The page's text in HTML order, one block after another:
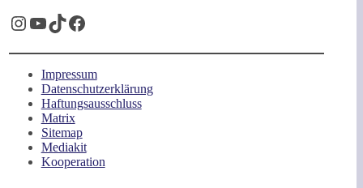
Instagram
YouTube
TikTok
Facebook
Impressum
Datenschutzerklärung
Haftungsausschluss
Matrix
Sitemap
Mediakit
Kooperation